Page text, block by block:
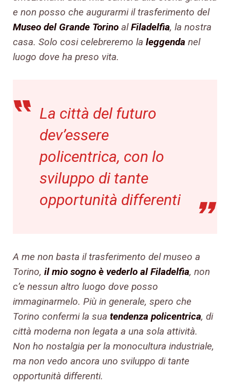
e non posso che augurarmi il trasferimento del
Museo del Grande Torino alFiladelfia, la nostra
casa. Solo cosi celebreremo la leggenda nel
luogo dove ha preso vita.
La città del futuro
dev’essere
policentrica, con lo
sviluppo di tante
opportunità differenti
A me non basta il trasferimento del museo a
Torino, il mio sogno è vederlo al Filadelfia, non
c’e nessun altro luogo dove posso
immaginarmelo. Più in generale, spero che
Torino confermi la sua tendenza policentrica, di
città moderna non legata a una sola attività.
Non ho nostalgia per la monocultura industriale,
ma non vedo ancora uno sviluppo di tante
opportunità differenti.